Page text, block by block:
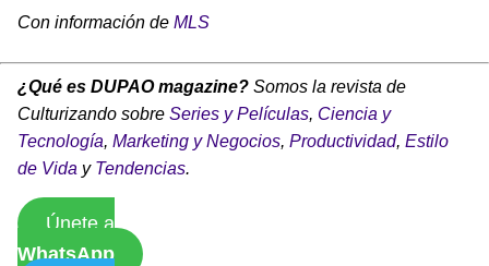
Con información de MLS
¿Qué es DUPAO magazine? Somos la revista de
Culturizando sobre Series y Películas, Ciencia y
Tecnología, Marketing y Negocios, Productividad, Estilo
de Vida y Tendencias.
Únete a
WhatsApp